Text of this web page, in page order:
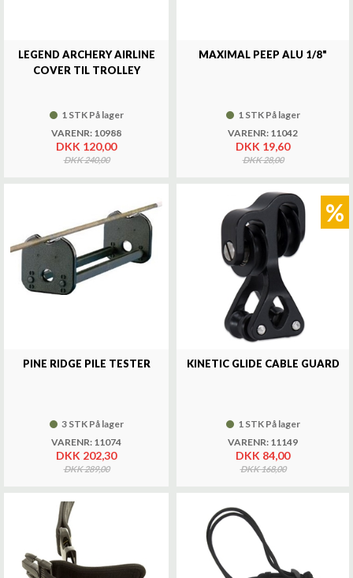
LEGEND ARCHERY AIRLINE
COVER TIL TROLLEY
1 STK På lager
VARENR: 10988
DKK 120,00
DKK 240,00
MAXIMAL PEEP ALU 1/8"
1 STK På lager
VARENR: 11042
DKK 19,60
DKK 28,00
PINE RIDGE PILE TESTER
3 STK På lager
VARENR: 11074
DKK 202,30
DKK 289,00
KINETIC GLIDE CABLE GUARD
1 STK På lager
VARENR: 11149
DKK 84,00
DKK 168,00
%